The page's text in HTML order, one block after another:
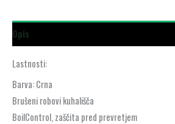
Opis
Lastnosti:
Barva: Crna
Brušeni robovi kuhališča
BoilControl, zaščita pred prevretjem